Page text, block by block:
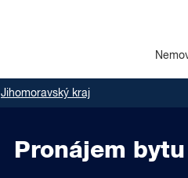
Jihomoravský kraj
Pronájem